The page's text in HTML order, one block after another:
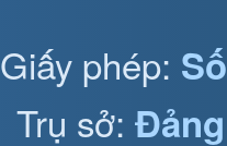
Giấy phép:
Trụ sở: